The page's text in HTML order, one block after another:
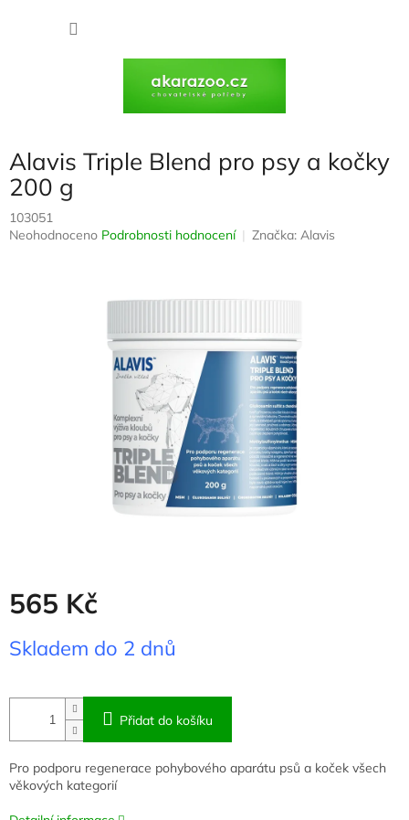
Alavis Triple Blend pro psy a kočky
200 g
103051
Průměrné
Neohodnoceno Podrobnosti hodnocení Značka: Alavis
565 Kč
cena:
Skladem do 2 dnů
Přidat do košíku
Pro podporu regenerace pohybového aparátu psů a koček všech
věkových kategorií